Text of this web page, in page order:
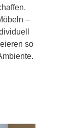
–
so